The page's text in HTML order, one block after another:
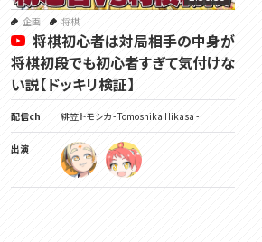
★
して、記念グッズを制作いたしました！
すので、お気軽にお買い求めください。
Hikasa's birthday on 9/21, we've produc
and permanent goods, so please feel fr
企画 将棋
将棋初心者は対局相手の中身が
将棋初段でも初心者すぎて気付けな
い説【ドッキリ検証】
配信ch 緋笠トモシカ - Tomoshika Hikasa -
出演